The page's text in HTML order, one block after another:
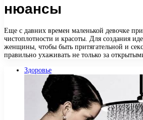
нюансы
Еще с давних времен маленькой девочке
чистоплотности и красоты. Для создания
женщины, чтобы быть притягательной и
правильно ухаживать не только за
Здоровье